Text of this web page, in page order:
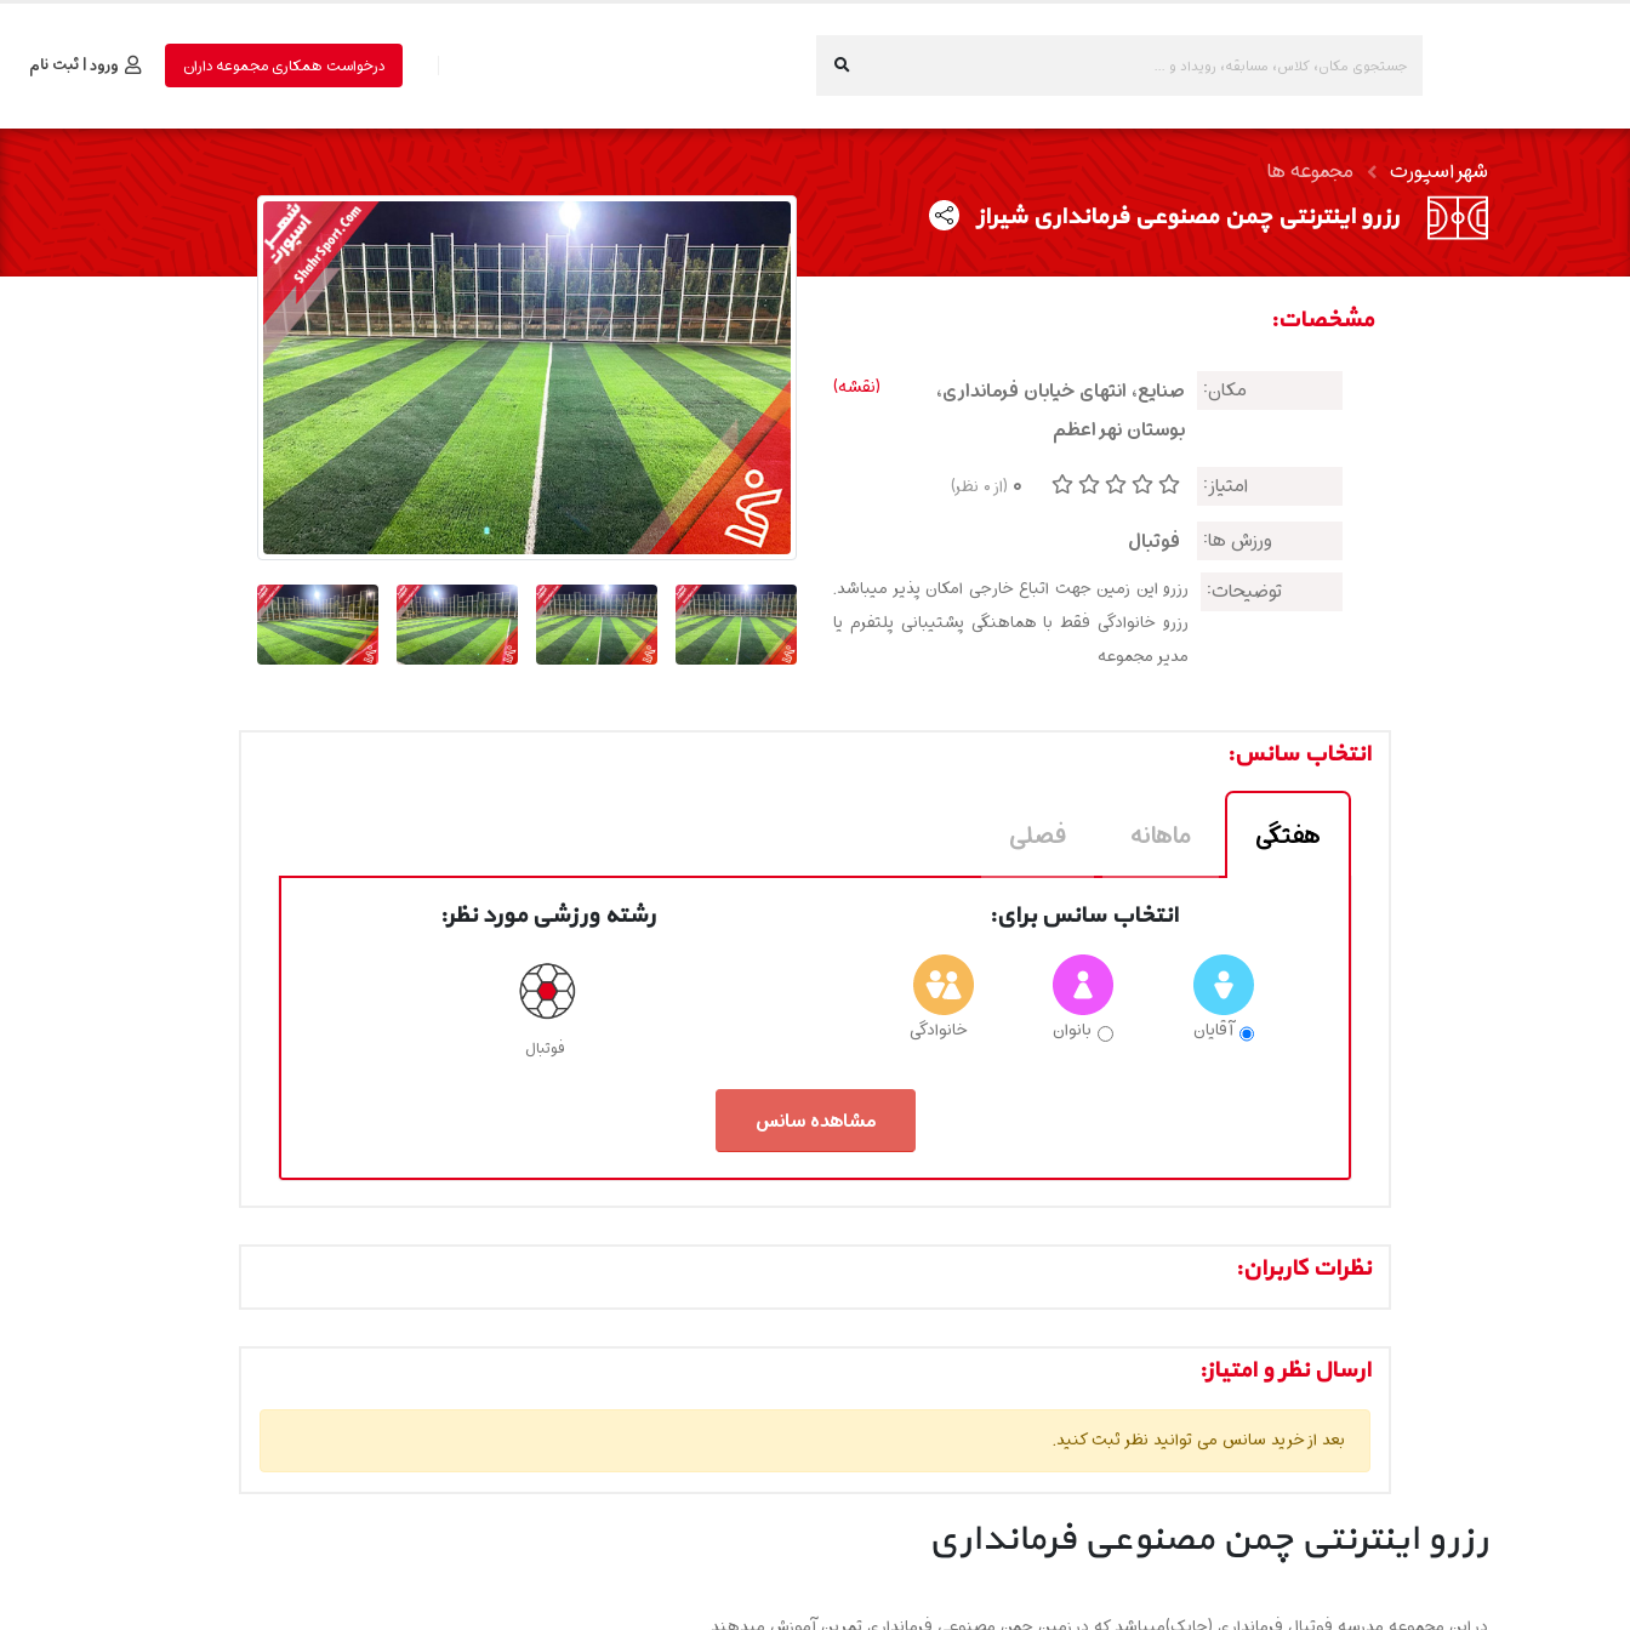
درخواست همکاری مجموعه داران ورود | ثبت نام
رزرو اینترنتی چمن مصنوعی فرمانداری شیراز
شهر اسپورت مجموعه ها
مشخصات:
مکان:
صنایع، انتهای خیابان فرمانداری،
بوستان نهر اعظم
(نقشه)
امتیاز: 0 (از0 نظر)
ورزش ها:
فوتبال
توضیحات:
رزرو این زمین جهت اتباع خارجی امکان پذیر میباشد.
رزرو خانوادگی فقط با هماهنگی پشتیبانی پلتفرم یا
مدیر مجموعه
انتخاب سانس:
هفتگی ماهانه فصلی
انتخاب سانس برای:
آقایان بانوان خانوادگی
رشته ورزشی مورد نظر:
فوتبال
مشاهده سانس
نظرات کاربران:
ارسال نظر و امتیاز:
بعد از خرید سانس می توانید نظر ثبت کنید.
رزرو اینترنتی چمن مصنوعی فرمانداری